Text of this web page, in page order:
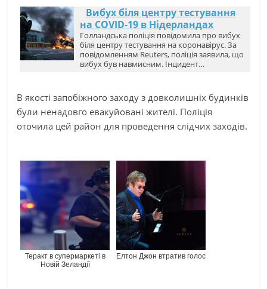
Вибух біля центру тестування
на COVID-19 в Нідерландах
Голландська поліція повідомила про вибух
біля центру тестування на коронавірус. За
повідомленням Reuters, поліція заявила, що
вибух був навмисним. Інцидент…
В якості запобіжного заходу з довколишніх будинків
були ненадовго евакуйовані жителі. Поліція
оточила цей район для проведення слідчих заходів.
Теракт в супермаркеті в
Новій Зеландії
Елтон Джон втратив голос